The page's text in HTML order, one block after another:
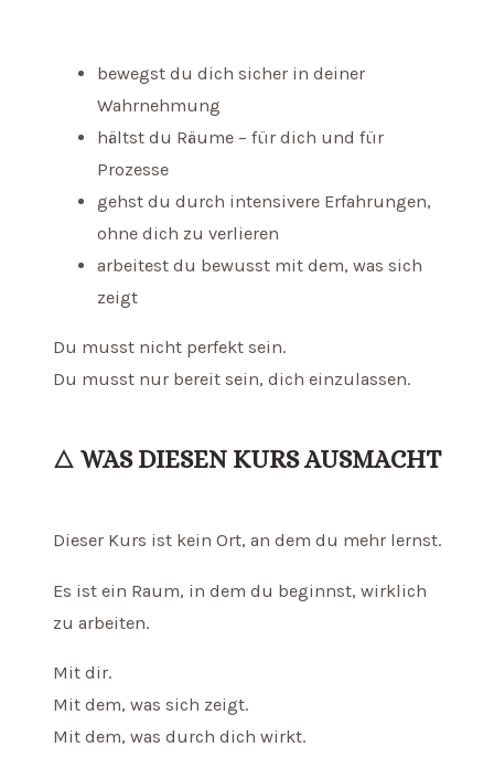
bewegst du dich sicher in deiner
Wahrnehmung
hältst du Räume – für dich und für
Prozesse
gehst du durch intensivere Erfahrungen,
ohne dich zu verlieren
arbeitest du bewusst mit dem, was sich
zeigt
Du musst nicht perfekt sein.
Du musst nur bereit sein, dich einzulassen.
🜂 WAS DIESEN KURS AUSMACHT
Dieser Kurs ist kein Ort, an dem du mehr lernst.
Es ist ein Raum, in dem du beginnst, wirklich
zu arbeiten.
Mit dir.
Mit dem, was sich zeigt.
Mit dem, was durch dich wirkt.